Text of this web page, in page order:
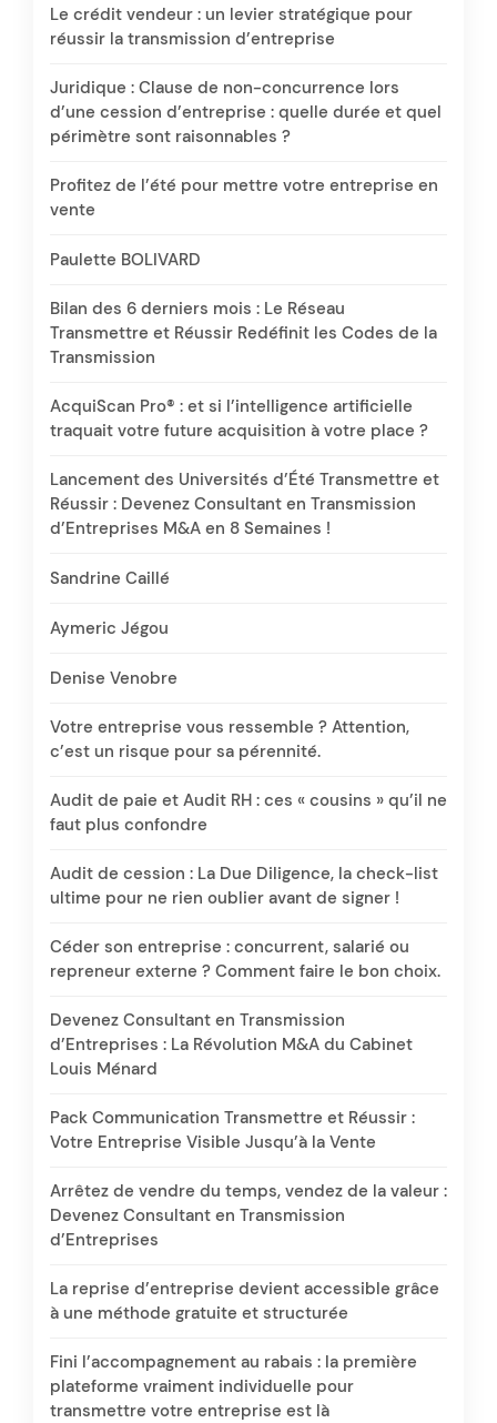
Le crédit vendeur : un levier stratégique pour
réussir la transmission d’entreprise
Juridique : Clause de non-concurrence lors
d’une cession d’entreprise : quelle durée et quel
périmètre sont raisonnables ?
Profitez de l’été pour mettre votre entreprise en
vente
Paulette BOLIVARD
Bilan des 6 derniers mois : Le Réseau
Transmettre et Réussir Redéfinit les Codes de la
Transmission
AcquiScan Pro® : et si l’intelligence artificielle
traquait votre future acquisition à votre place ?
Lancement des Universités d’Été Transmettre et
Réussir : Devenez Consultant en Transmission
d’Entreprises M&A en 8 Semaines !
Sandrine Caillé
Aymeric Jégou
Denise Venobre
Votre entreprise vous ressemble ? Attention,
c’est un risque pour sa pérennité.
Audit de paie et Audit RH : ces « cousins » qu’il ne
faut plus confondre
Audit de cession : La Due Diligence, la check-list
ultime pour ne rien oublier avant de signer !
Céder son entreprise : concurrent, salarié ou
repreneur externe ? Comment faire le bon choix.
Devenez Consultant en Transmission
d’Entreprises : La Révolution M&A du Cabinet
Louis Ménard
Pack Communication Transmettre et Réussir :
Votre Entreprise Visible Jusqu’à la Vente
Arrêtez de vendre du temps, vendez de la valeur :
Devenez Consultant en Transmission
d’Entreprises
La reprise d’entreprise devient accessible grâce
à une méthode gratuite et structurée
Fini l’accompagnement au rabais : la première
plateforme vraiment individuelle pour
transmettre votre entreprise est là